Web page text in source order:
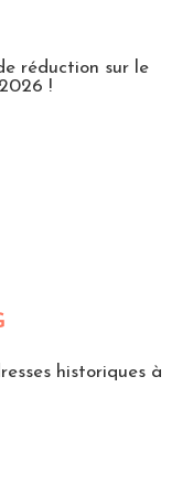
réduction sur le
!
historiques à